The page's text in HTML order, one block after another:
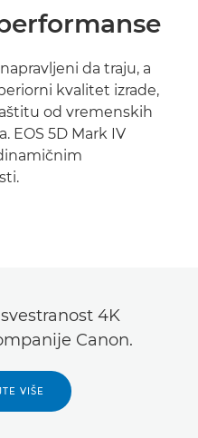
da traju, a
kvalitet izrade,
od vremenskih
EOS 5D Mark IV
4K
Canon.
VIŠE